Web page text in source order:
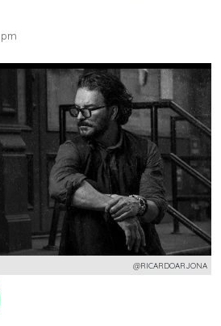
@RICARDOARJONA